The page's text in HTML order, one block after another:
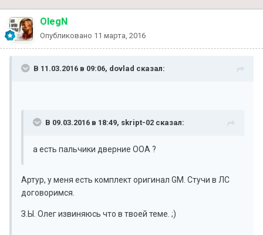
OlegN
Опубликовано 11 марта, 2016
В 11.03.2016 в 09:06, dovlad сказал:
В 09.03.2016 в 18:49, skript-02 сказал:
а есть пальчики дверние ООА ?
Артур, у меня есть комплект оригинал GM. Стучи в ЛС
договоримся.
З.Ы. Олег извиняюсь что в твоей теме. ;)